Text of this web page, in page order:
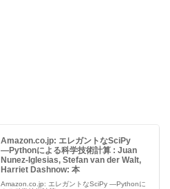
Amazon.co.jp: エレガントなSciPy
―Pythonによる科学技術計算 : Juan
Nunez-Iglesias, Stefan van der Walt,
Harriet Dashnow: 本
Amazon.co.jp: エレガントなSciPy ―Pythonに